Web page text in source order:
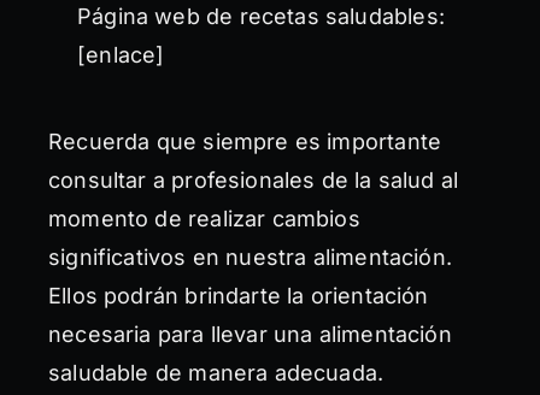
Página web de recetas saludables:
[enlace]
Recuerda que siempre es importante
consultar a profesionales de la salud al
momento de realizar cambios
significativos en nuestra alimentación.
Ellos podrán brindarte la orientación
necesaria para llevar una alimentación
saludable de manera adecuada.